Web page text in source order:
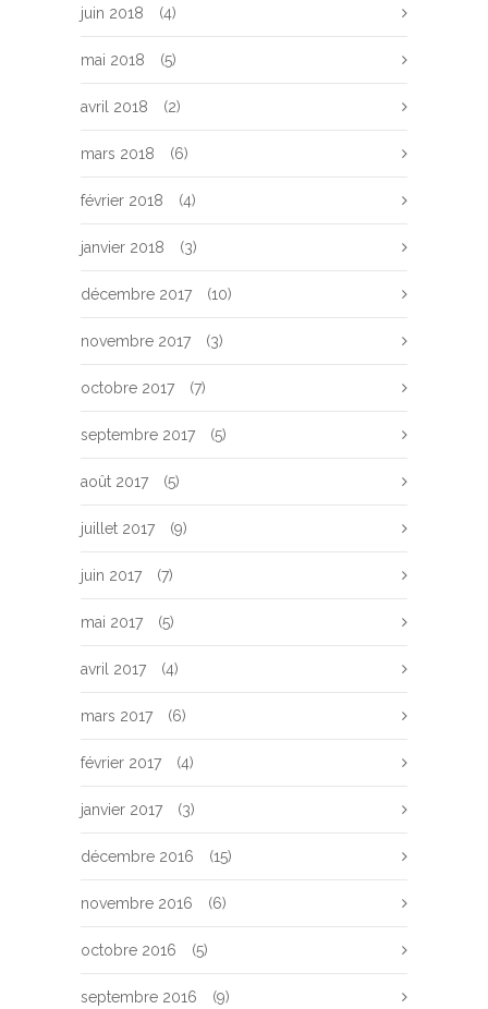
juin 2018 (4)
mai 2018 (5)
avril 2018 (2)
mars 2018 (6)
février 2018 (4)
janvier 2018 (3)
décembre 2017 (10)
novembre 2017 (3)
octobre 2017 (7)
septembre 2017 (5)
août 2017 (5)
juillet 2017 (9)
juin 2017 (7)
mai 2017 (5)
avril 2017 (4)
mars 2017 (6)
février 2017 (4)
janvier 2017 (3)
décembre 2016 (15)
novembre 2016 (6)
octobre 2016 (5)
septembre 2016 (9)